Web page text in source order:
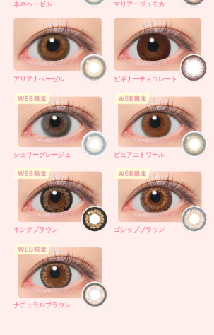
ネネヘーゼル マリアージュモカ
アリアナヘーゼル ビギナーチョコレート
シェリーグレージュ ピュアエトワール
キングブラウン ゴシップブラウン
ナチュラルブラウン